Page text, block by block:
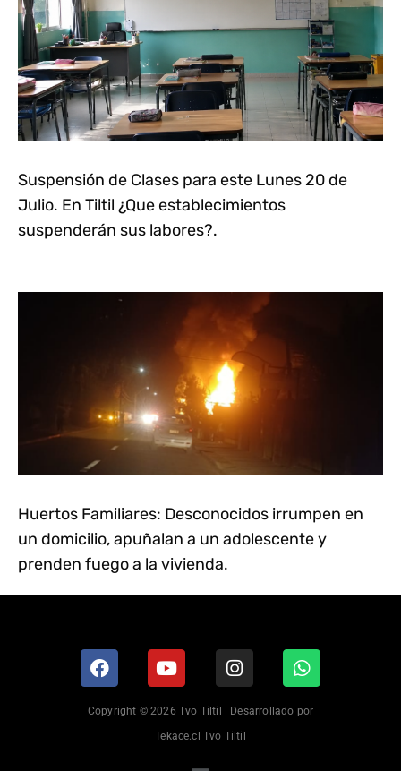
Suspensión de Clases para este Lunes 20 de
Julio. En Tiltil ¿Que establecimientos
suspenderán sus labores?.
Huertos Familiares: Desconocidos irrumpen en
un domicilio, apuñalan a un adolescente y
prenden fuego a la vivienda.
Copyright © 2026 Tvo Tiltil | Desarrollado por
Tekace.cl Tvo Tiltil